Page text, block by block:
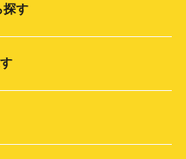
探す